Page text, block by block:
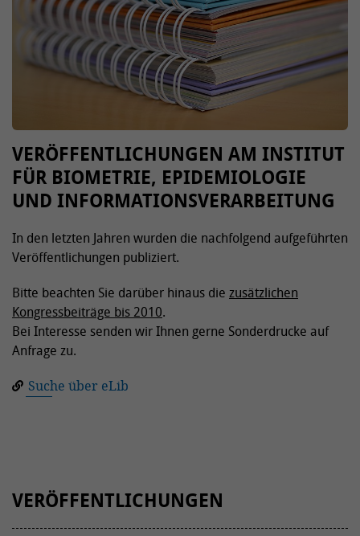
VERÖFFENTLICHUNGEN AM INSTITUT
FÜR BIOMETRIE, EPIDEMIOLOGIE
UND INFORMATIONSVERARBEITUNG
In den letzten Jahren wurden die nachfolgend aufgeführten
Veröffentlichungen publiziert.
Bitte beachten Sie darüber hinaus die zusätzlichen
Kongressbeiträge bis 2010.
Bei Interesse senden wir Ihnen gerne Sonderdrucke auf
Anfrage zu.
Suche über eLib
VERÖFFENTLICHUNGEN